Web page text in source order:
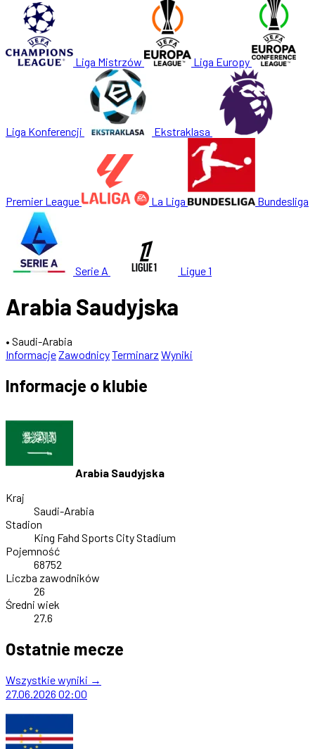
Liga Mistrzów Liga Europy
Liga Konferencji Ekstraklasa
Premier League La Liga Bundesliga
Serie A Ligue 1
Arabia Saudyjska
• Saudi-Arabia
InformacjeZawodnicyTerminarz Wyniki
Informacje o klubie
Arabia Saudyjska
Kraj
Saudi-Arabia
Stadion
King Fahd Sports City Stadium
Pojemność
68752
Liczba zawodników
26
Średni wiek
27.6
Ostatnie mecze
Wszystkie wyniki →
27.06.2026 02:00